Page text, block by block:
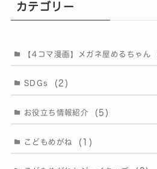
カテゴリー
【4コマ漫画】メガネ屋めるちゃん
SDGs (2)
お役立ち情報紹介 (5)
こどもめがね (1)